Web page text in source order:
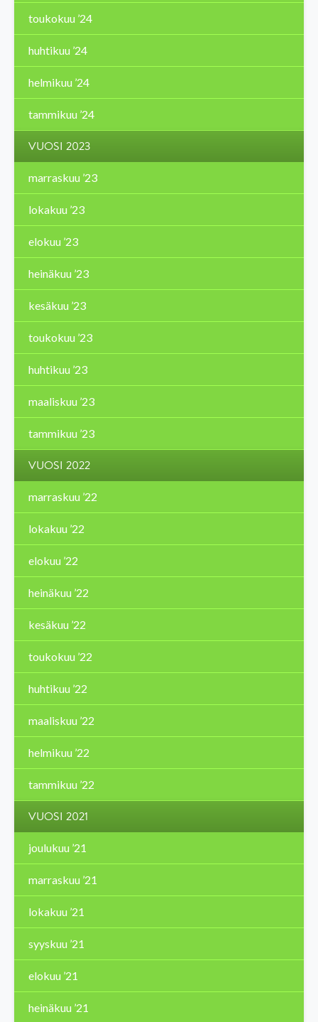
toukokuu ’24
huhtikuu ’24
helmikuu ’24
tammikuu ’24
VUOSI 2023
marraskuu ’23
lokakuu ’23
elokuu ’23
heinäkuu ’23
kesäkuu ’23
toukokuu ’23
huhtikuu ’23
maaliskuu ’23
tammikuu ’23
VUOSI 2022
marraskuu ’22
lokakuu ’22
elokuu ’22
heinäkuu ’22
kesäkuu ’22
toukokuu ’22
huhtikuu ’22
maaliskuu ’22
helmikuu ’22
tammikuu ’22
VUOSI 2021
joulukuu ’21
marraskuu ’21
lokakuu ’21
syyskuu ’21
elokuu ’21
heinäkuu ’21